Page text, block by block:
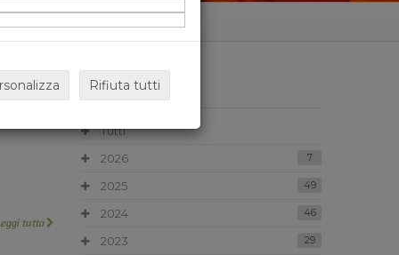
tutto
ARCHIVIO
Tutti
2026
7
2025 49
2024 46
2023 29
Rifiuta tutti